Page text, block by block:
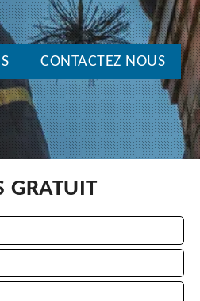
CONTACTEZ NOUS
GRATUIT